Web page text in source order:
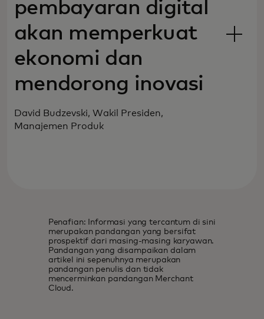
pembayaran digital
akan memperkuat
ekonomi dan
mendorong inovasi
David Budzevski, Wakil Presiden,
Manajemen Produk‎
Penafian: Informasi yang tercantum di sini
merupakan pandangan yang bersifat
prospektif dari masing-masing karyawan.
Pandangan yang disampaikan dalam
artikel ini sepenuhnya merupakan
pandangan penulis dan tidak
mencerminkan pandangan Merchant
Cloud.